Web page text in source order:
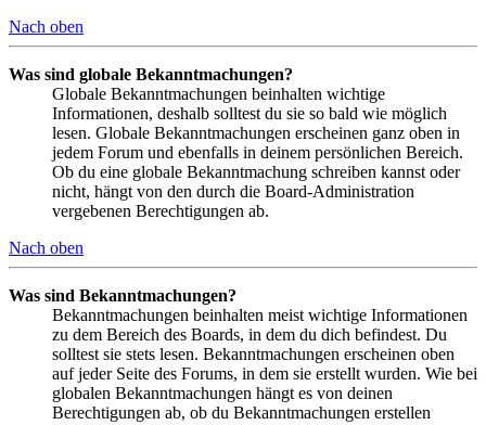
Nach oben
Was sind globale Bekanntmachungen?
Globale Bekanntmachungen beinhalten wichtige
Informationen, deshalb solltest du sie so bald wie möglich
lesen. Globale Bekanntmachungen erscheinen ganz oben in
jedem Forum und ebenfalls in deinem persönlichen Bereich.
Ob du eine globale Bekanntmachung schreiben kannst oder
nicht, hängt von den durch die Board-Administration
vergebenen Berechtigungen ab.
Nach oben
Was sind Bekanntmachungen?
Bekanntmachungen beinhalten meist wichtige Informationen
zu dem Bereich des Boards, in dem du dich befindest. Du
solltest sie stets lesen. Bekanntmachungen erscheinen oben
auf jeder Seite des Forums, in dem sie erstellt wurden. Wie bei
globalen Bekanntmachungen hängt es von deinen
Berechtigungen ab, ob du Bekanntmachungen erstellen